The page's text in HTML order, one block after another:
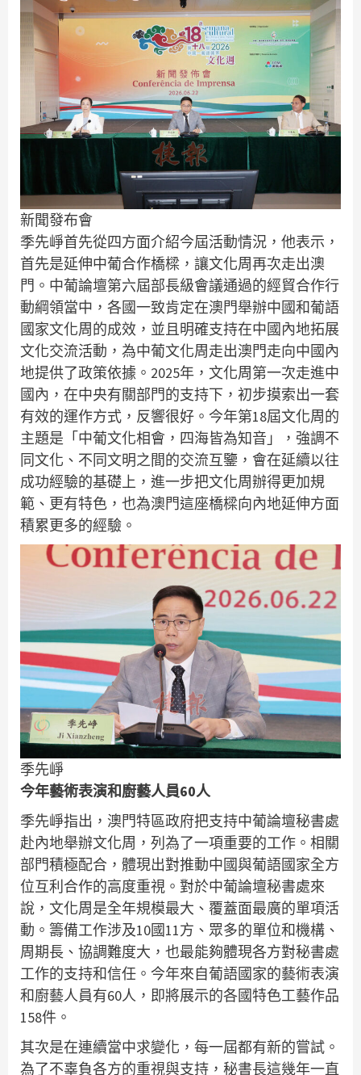
新聞發布會
季先崢首先從四方面介紹今屆活動情況，他表示，
首先是延伸中葡合作橋樑，讓文化周再次走出澳
門。中葡論壇第六屆部長級會議通過的經貿合作行
動綱領當中，各國一致肯定在澳門舉辦中國和葡語
國家文化周的成效，並且明確支持在中國內地拓展
文化交流活動，為中葡文化周走出澳門走向中國內
地提供了政策依據。2025年，文化周第一次走進中
國內，在中央有關部門的支持下，初步摸索出一套
有效的運作方式，反響很好。今年第18屆文化周的
主題是「中葡文化相會，四海皆為知音」，強調不
同文化、不同文明之間的交流互鑒，會在延續以往
成功經驗的基礎上，進一步把文化周辦得更加規
範、更有特色，也為澳門這座橋樑向內地延伸方面
積累更多的經驗。
季先崢
今年藝術表演和廚藝人員60人
季先崢指出，澳門特區政府把支持中葡論壇秘書處
赴內地舉辦文化周，列為了一項重要的工作。相關
部門積極配合，體現出對推動中國與葡語國家全方
位互利合作的高度重視。對於中葡論壇秘書處來
說，文化周是全年規模最大、覆蓋面最廣的單項活
動。籌備工作涉及10國11方、眾多的單位和機構、
周期長、協調難度大，也最能夠體現各方對秘書處
工作的支持和信任。今年來自葡語國家的藝術表演
和廚藝人員有60人，即將展示的各國特色工藝作品
158件。
其次是在連續當中求變化，每一屆都有新的嘗試。
為了不辜負各方的重視與支持，秘書長這幾年一直